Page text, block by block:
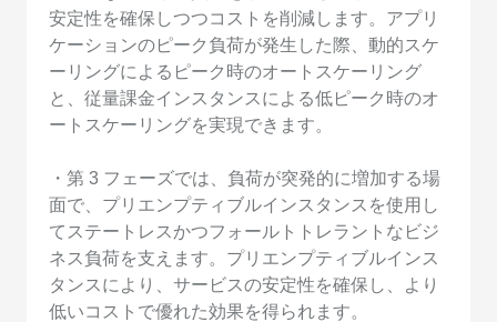
安定性を確保しつつコストを削減します。アプリ
ケーションのピーク負荷が発生した際、動的スケ
ーリングによるピーク時のオートスケーリング
と、従量課金インスタンスによる低ピーク時のオ
ートスケーリングを実現できます。
・第 3 フェーズでは、負荷が突発的に増加する場
面で、プリエンプティブルインスタンスを使用し
てステートレスかつフォールトトレラントなビジ
ネス負荷を支えます。プリエンプティブルインス
タンスにより、サービスの安定性を確保し、より
低いコストで優れた効果を得られます。